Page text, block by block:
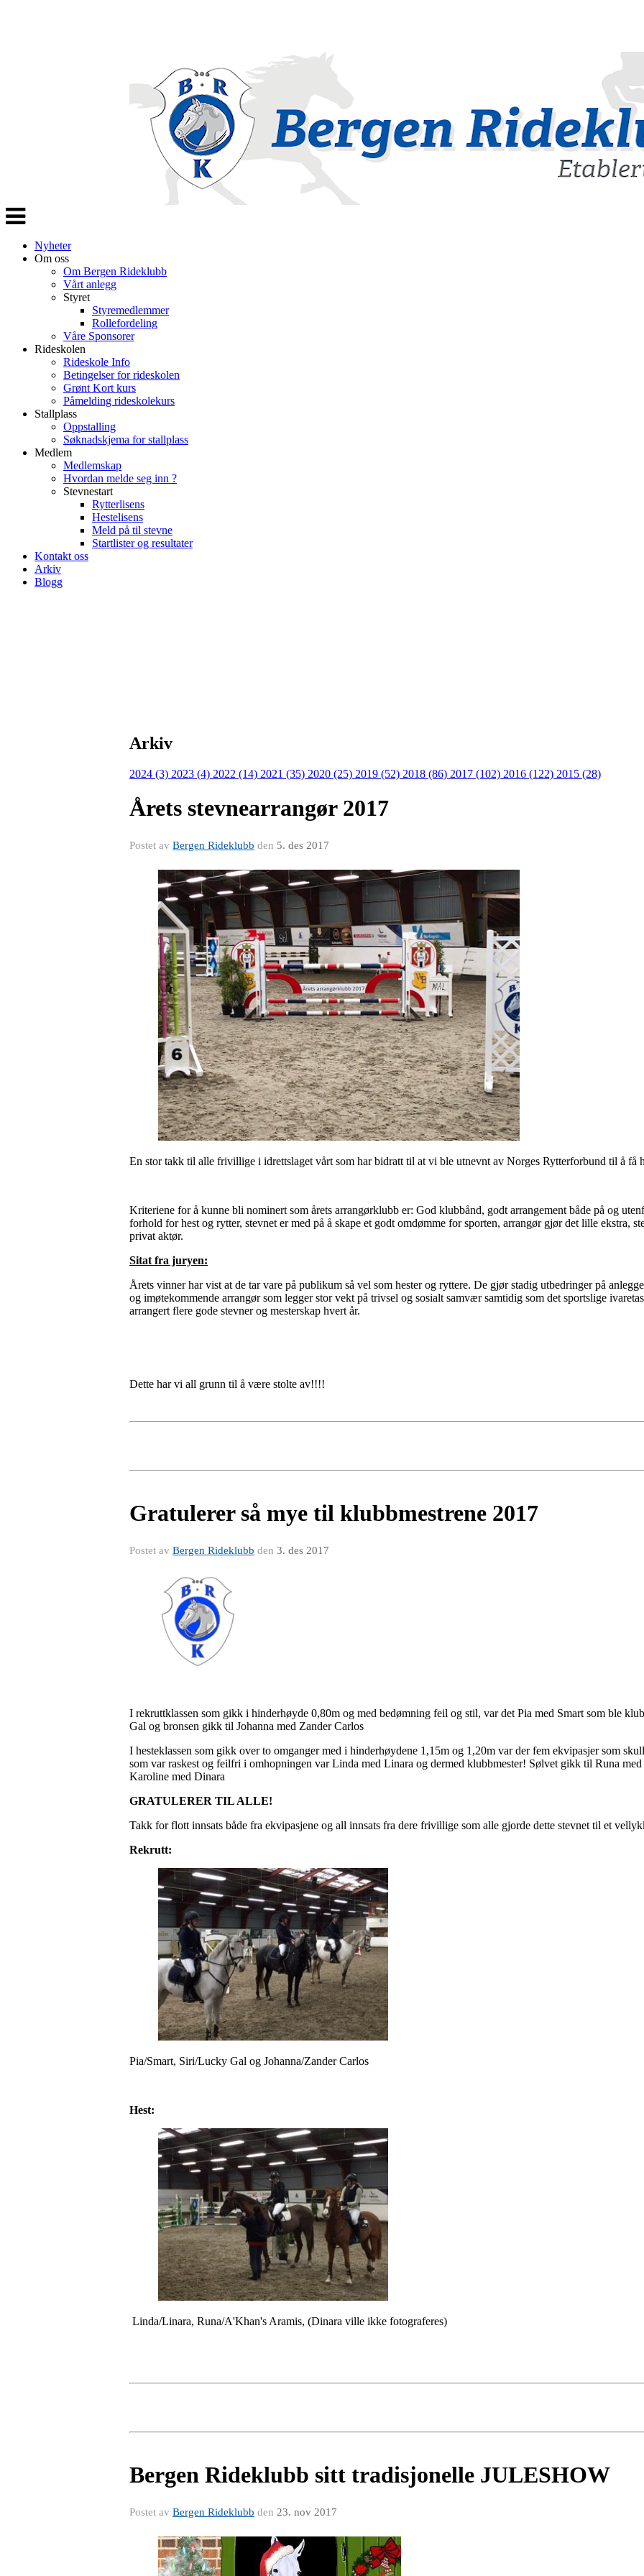
Veksle
navigasjon
Nyheter
Om oss
Om Bergen Rideklubb
Vårt anlegg
Styret
Styremedlemmer
Rollefordeling
Våre Sponsorer
Rideskolen
Rideskole Info
Betingelser for rideskolen
Grønt Kort kurs
Påmelding rideskolekurs
Stallplass
Oppstalling
Søknadskjema for stallplass
Medlem
Medlemskap
Hvordan melde seg inn ?
Stevnestart
Rytterlisens
Hestelisens
Meld på til stevne
Startlister og resultater
Kontakt oss
Arkiv
Blogg
Arkiv
2024 (3) 2023 (4) 2022 (14) 2021 (35) 2020 (25) 2019 (52) 2018 (86) 2017 (102) 2016 (122) 2015 (28)
Årets stevnearrangør 2017
Postet av Bergen Rideklubb den 5. des 2017
En stor takk til alle frivillige i idrettslaget vårt som har bidratt til at vi ble utnevnt av Norges Rytterforbund til å få
Kriteriene for å kunne bli nominert som årets arrangørklubb er: God klubbånd, godt arrangement både på og
forhold for hest og rytter, stevnet er med på å skape et godt omdømme for sporten, arrangør gjør det lille ekstra,
privat aktør.
Sitat fra juryen:
Årets vinner har vist at de tar vare på publikum så vel som hester og ryttere. De gjør stadig utbedringer på
og imøtekommende arrangør som legger stor vekt på trivsel og sosialt samvær samtidig som det sportslige
arrangert flere gode stevner og mesterskap hvert år.
Dette har vi all grunn til å være stolte av!!!!
Gratulerer så mye til klubbmestrene 2017
Postet av Bergen Rideklubb den 3. des 2017
I rekruttklassen som gikk i hinderhøyde 0,80m og med bedømning feil og stil, var det Pia med Smart som ble
Gal og bronsen gikk til Johanna med Zander Carlos
I hesteklassen som gikk over to omganger med i hinderhøydene 1,15m og 1,20m var der fem ekvipasjer som
som var raskest og feilfri i omhopningen var Linda med Linara og dermed klubbmester! Sølvet gikk til Runa
Karoline med Dinara
GRATULERER TIL ALLE!
Takk for flott innsats både fra ekvipasjene og all innsats fra dere frivillige som alle gjorde dette stevnet til et
Rekrutt:
Pia/Smart, Siri/Lucky Gal og Johanna/Zander Carlos
Hest:
Linda/Linara, Runa/A'Khan's Aramis, (Dinara ville ikke fotograferes)
Bergen Rideklubb sitt tradisjonelle JULESHOW
Postet av Bergen Rideklubb den 23. nov 2017